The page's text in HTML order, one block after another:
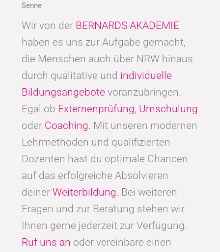
Senne
Wir von der BERNARDS AKADEMIE
haben es uns zur Aufgabe gemacht,
die Menschen auch über NRW hinaus
durch qualitative und individuelle
Bildungsangebote voranzubringen.
Egal ob Externenprüfung, Umschulung
oder Coaching. Mit unseren modernen
Lehrmethoden und qualifizierten
Dozenten hast du optimale Chancen
auf das erfolgreiche Absolvieren
deiner Weiterbildung. Bei weiteren
Fragen und zur Beratung stehen wir
Ihnen gerne jederzeit zur Verfügung.
Ruf uns an oder vereinbare einen